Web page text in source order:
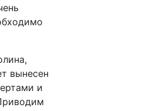
вынесен
и